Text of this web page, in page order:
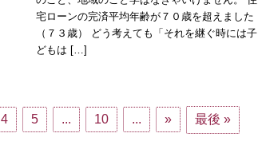
宅ローンの完済平均年齢が７０歳を超えました
（７３歳） どう考えても「それを継ぐ時には子
どもは […]
4 5 ... 10 ... » 最後 »